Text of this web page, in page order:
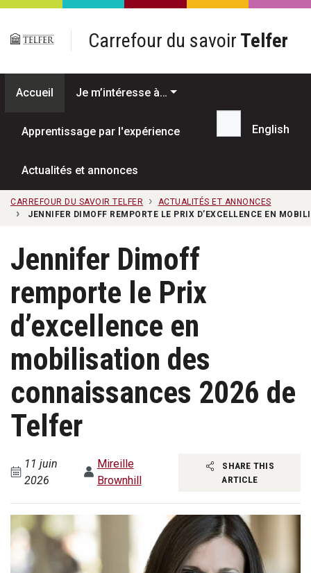
Passer au contenu principal
Carrefour du savoir Telfer
Accueil Je m’intéresse à…
Apprentissage par l'expérience
Actualités et annonces
Recherche...
English
CARREFOUR DU SAVOIR TELFER
ACTUALITÉS ET ANNONCES
JENNIFER DIMOFF REMPORTE LE PRIX D’EXCELLENCE EN
Jennifer Dimoff
remporte le Prix
d’excellence en
mobilisation des
connaissances 2026 de
Telfer
11 juin
2026
Mireille
Brownhill
SHARE THIS
ARTICLE